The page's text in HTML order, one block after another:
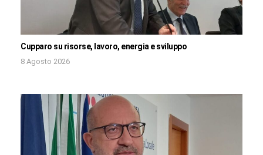
Cupparo su risorse, lavoro, energia e sviluppo
8 Agosto 2026